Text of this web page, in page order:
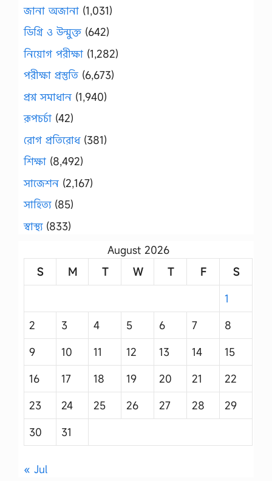
জানা অজানা (1,031)
ডিগ্রি ও উন্মুক্ত (642)
নিয়োগ পরীক্ষা (1,282)
পরীক্ষা প্রস্তুতি (6,673)
প্রশ্ন সমাধান (1,940)
রূপচর্চা (42)
রোগ প্রতিরোধ(381)
শিক্ষা (8,492)
সাজেশন (2,167)
সাহিত্য(85)
স্বাস্থ্য(833)
August 2026
S
M T W T F
S
1
2
3 4 5 6 7
8
9
10 11 12 13 14
15
16
17 18 19 20 21
22
23
24 25 26 27 28
29
30
31
« Jul